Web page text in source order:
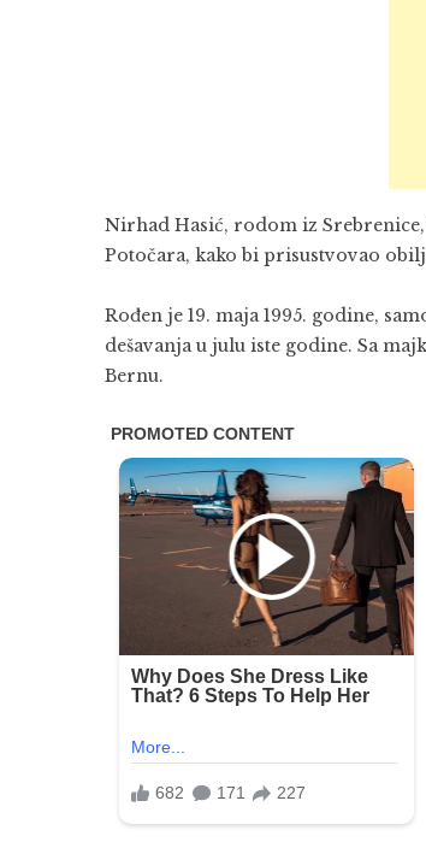
Nirhad Hasić, rodom iz
Potočara, kako bi prisustvovao
Rođen je 19. maja 1995. godine,
dešavanja u julu iste godine. Sa
Bernu.